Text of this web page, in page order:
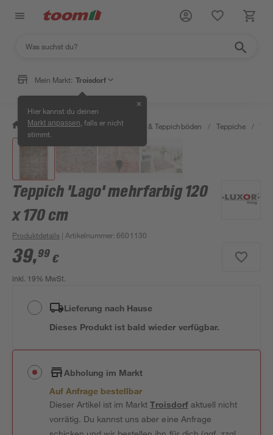
Mein Markt: Troisdorf
Hier kannst du deinen
Markt anpassen , falls er nicht
stimmt.
✕
/ Wohnen & Haushalt / Teppiche & Teppichböden / Teppiche /
Teppich 'Lago' mehrfarbig 120
x 170 cm
Produktdetails | Artikelnummer:6601130
39,99 €
inkl. 19% MwSt.
Lieferung nach Hause
Dieses Produkt ist bald wieder verfügbar.
Abholung im Markt
Auf Anfrage bestellbar
Dieser Artikel ist im MarktTroisdorfaktuell nicht
vorrätig. Du kannst uns aber eine Anfrage